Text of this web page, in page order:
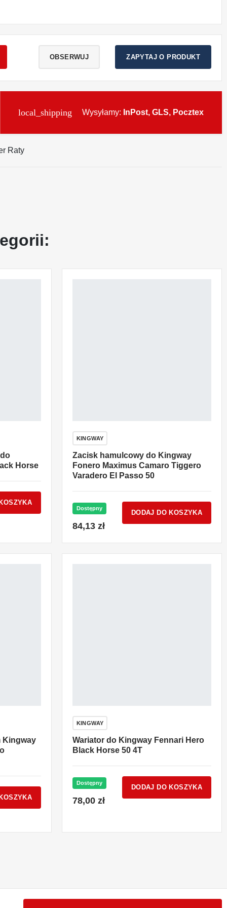
OBSERWUJ ZAPYTAJ O PRODUKT
local_shipping Wysyłamy: InPost, GLS, Pocztex
Horse
KINGWAY
Zacisk hamulcowy do Kingway
Fonero Maximus Camaro Tiggero
Varadero El Passo 50
Dostępny
84,13 zł
DODAJ DO KOSZYKA
Kingway
KINGWAY
Wariator do Kingway Fennari Hero
Black Horse 50 4T
Dostępny
78,00 zł
DODAJ DO KOSZYKA